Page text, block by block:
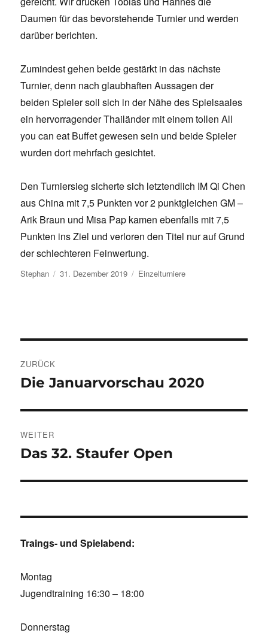
Daumen für das bevorstehende Turnier und werden
darüber berichten.
Zumindest gehen beide gestärkt in das nächste
Turnier, denn nach glaubhaften Aussagen der
beiden Spieler soll sich in der Nähe des Spielsaales
ein hervorragender Thailänder mit einem tollen All
you can eat Buffet gewesen sein und beide Spieler
wurden dort mehrfach gesichtet.
Den Turniersieg sicherte sich letztendlich IM Qi Chen
aus China mit 7,5 Punkten vor 2 punktgleichen GM –
Arik Braun und Misa Pap kamen ebenfalls mit 7,5
Punkten ins Ziel und verloren den Titel nur auf Grund
der schlechteren Feinwertung.
Autor
Stephan Veröffentlicht
am
31. Dezember 2019 Kategorien
Einzelturniere
ZURÜCK
Vorheriger
Die Januarvorschau 2020
WEITER
Nächster
Das 32. Staufer Open
Traings- und Spielabend:
Montag
Jugendtraining 16:30 – 18:00
Donnerstag